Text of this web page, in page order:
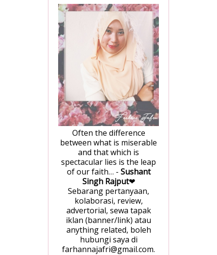
Often the difference
between what is miserable
and that which is
spectacular lies is the leap
of our faith… - Sushant
Singh Rajput❤
Sebarang pertanyaan,
kolaborasi, review,
advertorial, sewa tapak
iklan (banner/link) atau
anything related, boleh
hubungi saya di
farhannajafri@gmail.com.